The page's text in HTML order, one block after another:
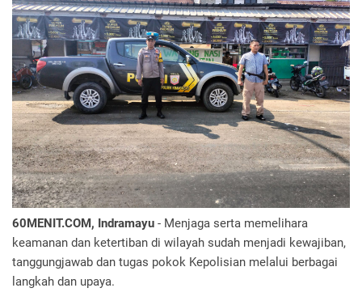
60MENIT.COM, Indramayu - Menjaga serta memelihara
keamanan dan ketertiban di wilayah sudah menjadi kewajiban,
tanggungjawab dan tugas pokok Kepolisian melalui berbagai
langkah dan upaya.